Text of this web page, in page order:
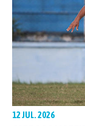
12 JUL. 2026